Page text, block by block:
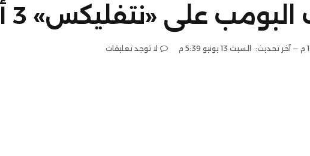
على «نتفليكس» 3 أبريل
آخر تحديث: السبت 13 يونيو 5:39 م لا توجد تعليقات